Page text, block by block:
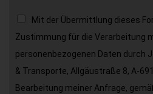
Mit der Übermittlung dieses
Zustimmung für die Verarbeitung
personenbezogenen Daten durch
& Transporte, Allgäustraße 8, A-
Bearbeitung meiner Anfrage,